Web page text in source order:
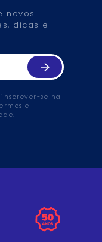
novos
dicas e
se na
e
.